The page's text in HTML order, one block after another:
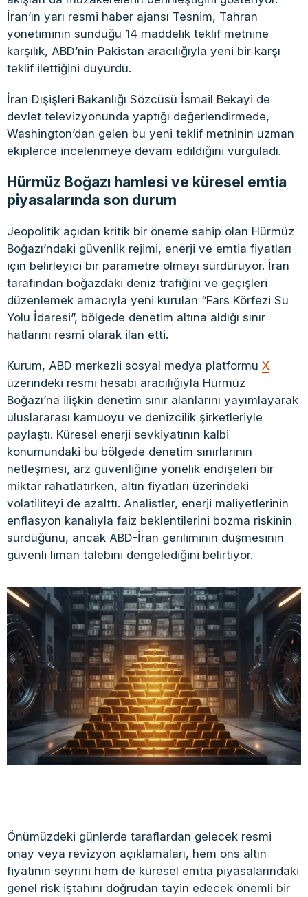
İran’ın yarı resmi haber ajansı Tesnim, Tahran
yönetiminin sunduğu 14 maddelik teklif metnine
karşılık, ABD’nin Pakistan aracılığıyla yeni bir karşı
teklif ilettiğini duyurdu.
İran Dışişleri Bakanlığı Sözcüsü İsmail Bekayi de
devlet televizyonunda yaptığı değerlendirmede,
Washington’dan gelen bu yeni teklif metninin uzman
ekiplerce incelenmeye devam edildiğini vurguladı.
Hürmüz Boğazı hamlesi ve küresel emtia
piyasalarında son durum
Jeopolitik açıdan kritik bir öneme sahip olan Hürmüz
Boğazı’ndaki güvenlik rejimi, enerji ve emtia fiyatları
için belirleyici bir parametre olmayı sürdürüyor. İran
tarafından boğazdaki deniz trafiğini ve geçişleri
düzenlemek amacıyla yeni kurulan “Fars Körfezi Su
Yolu İdaresi”, bölgede denetim altına aldığı sınır
hatlarını resmi olarak ilan etti.
Kurum, ABD merkezli sosyal medya platformu X
üzerindeki resmi hesabı aracılığıyla Hürmüz
Boğazı’na ilişkin denetim sınır alanlarını yayımlayarak
uluslararası kamuoyu ve denizcilik şirketleriyle
paylaştı. Küresel enerji sevkiyatının kalbi
konumundaki bu bölgede denetim sınırlarının
netleşmesi, arz güvenliğine yönelik endişeleri bir
miktar rahatlatırken, altın fiyatları üzerindeki
volatiliteyi de azalttı. Analistler, enerji maliyetlerinin
enflasyon kanalıyla faiz beklentilerini bozma riskinin
sürdüğünü, ancak ABD-İran geriliminin düşmesinin
güvenli liman talebini dengelediğini belirtiyor.
Önümüzdeki günlerde taraflardan gelecek resmi
onay veya revizyon açıklamaları, hem ons altın
fiyatının seyrini hem de küresel emtia piyasalarındaki
genel risk iştahını doğrudan tayin edecek önemli bir